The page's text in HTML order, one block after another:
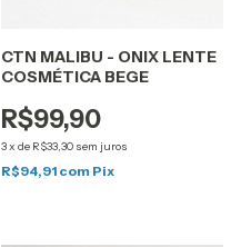
CTN MALIBU - ONIX LENTE
COSMÉTICA BEGE
R$99,90
3x de R$33,30 sem juros
R$94,91 com Pix